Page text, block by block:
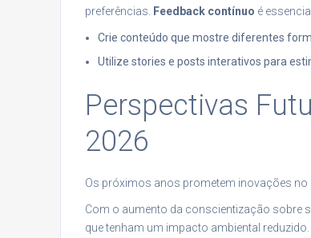
preferências.
Feedback contínuo é
Crie conteúdo que mostre diferentes
Utilize stories e posts interativos para
Perspectivas
2026
Os próximos anos prometem inovações no
Com o aumento da conscientização sobre
que tenham um impacto ambiental reduzido.